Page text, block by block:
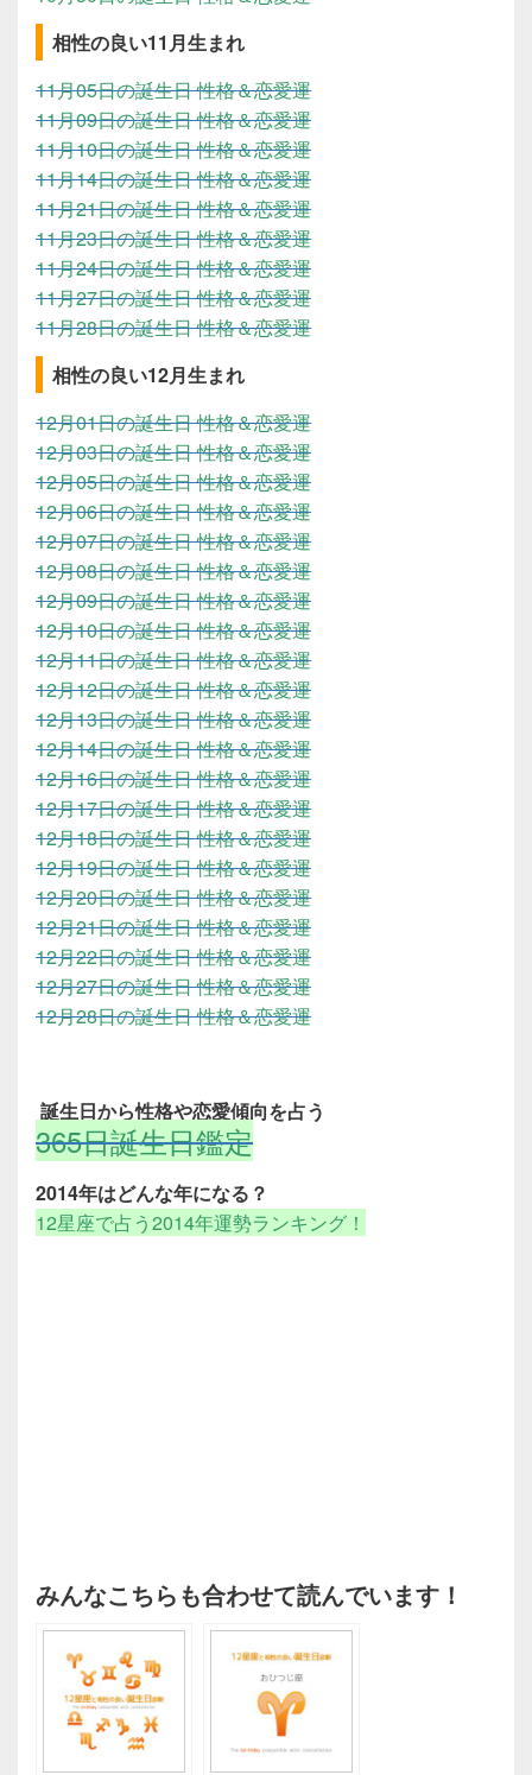
相性の良い11月生まれ
11月05日の誕生日 性格＆恋愛運
11月09日の誕生日 性格＆恋愛運
11月10日の誕生日 性格＆恋愛運
11月14日の誕生日 性格＆恋愛運
11月21日の誕生日 性格＆恋愛運
11月23日の誕生日 性格＆恋愛運
11月24日の誕生日 性格＆恋愛運
11月27日の誕生日 性格＆恋愛運
11月28日の誕生日 性格＆恋愛運
相性の良い12月生まれ
12月01日の誕生日 性格＆恋愛運
12月03日の誕生日 性格＆恋愛運
12月05日の誕生日 性格＆恋愛運
12月06日の誕生日 性格＆恋愛運
12月07日の誕生日 性格＆恋愛運
12月08日の誕生日 性格＆恋愛運
12月09日の誕生日 性格＆恋愛運
12月10日の誕生日 性格＆恋愛運
12月11日の誕生日 性格＆恋愛運
12月12日の誕生日 性格＆恋愛運
12月13日の誕生日 性格＆恋愛運
12月14日の誕生日 性格＆恋愛運
12月16日の誕生日 性格＆恋愛運
12月17日の誕生日 性格＆恋愛運
12月18日の誕生日 性格＆恋愛運
12月19日の誕生日 性格＆恋愛運
12月20日の誕生日 性格＆恋愛運
12月21日の誕生日 性格＆恋愛運
12月22日の誕生日 性格＆恋愛運
12月27日の誕生日 性格＆恋愛運
12月28日の誕生日 性格＆恋愛運
誕生日から性格や恋愛傾向を占う
365日誕生日鑑定
2014年はどんな年になる？
12星座で占う2014年運勢ランキング！
みんなこちらも合わせて読んでいます！